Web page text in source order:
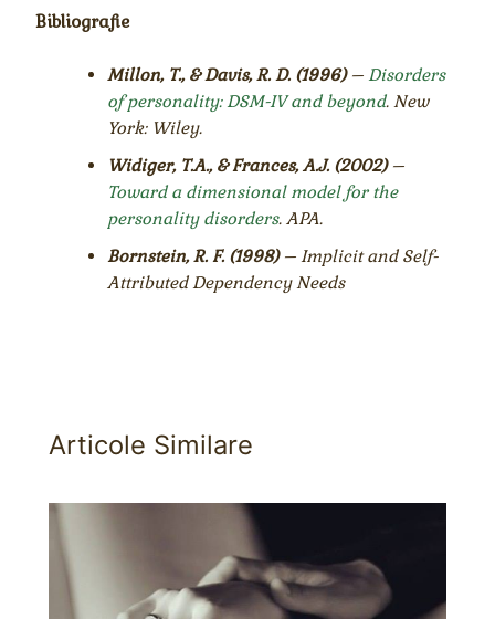
Bibliografie
Millon, T., & Davis, R. D. (1996)– Disorders
of personality: DSM-IV and beyond. New
York: Wiley.
Widiger, T.A., & Frances, A.J. (2002)–
Toward a dimensional model for the
personality disorders. APA.
Bornstein, R. F. (1998)– Implicit and Self-
Attributed Dependency Needs
Articole Similare